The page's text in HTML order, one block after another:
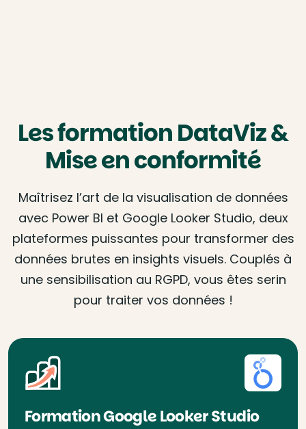
Les formation DataViz &
Mise en conformité
Maîtrisez l’art de la visualisation de données
avec Power BI et Google Looker Studio, deux
plateformes puissantes pour transformer des
données brutes en insights visuels. Couplés à
une sensibilisation au RGPD, vous êtes serin
pour traiter vos données !
Formation Google Looker Studio